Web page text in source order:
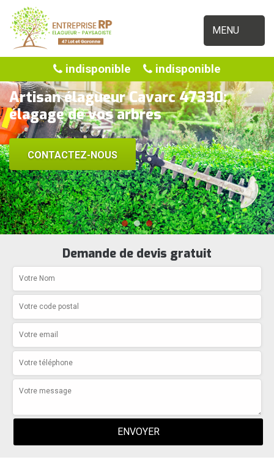
MENU
indisponible indisponible
Artisan élagueur Cavarc 47330:
élagage de vos arbres
CONTACTEZ-NOUS
Demande de devis gratuit